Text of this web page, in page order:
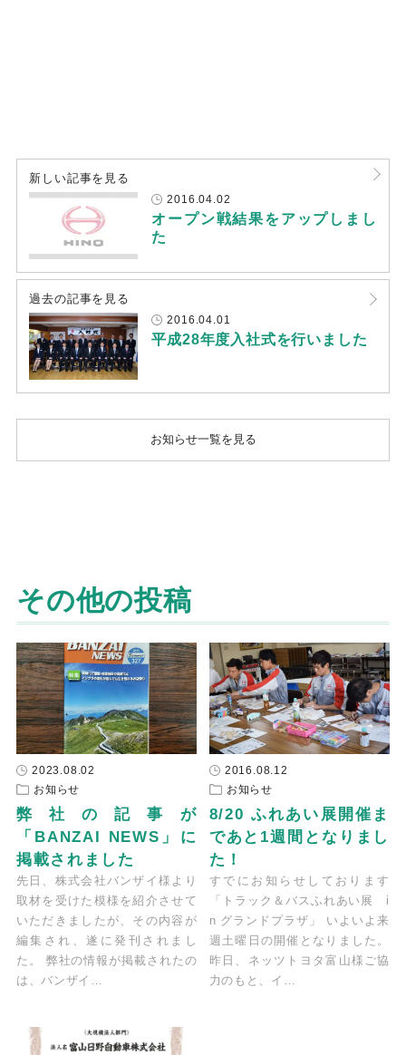
新しい記事を見る
2016.04.02
オープン戦結果をアップしまし
た
過去の記事を見る
2016.04.01
平成28年度入社式を行いました
お知らせ一覧を見る
その他の投稿
2023.08.02
お知らせ
弊社の記事が
「BANZAI NEWS」に
掲載されました
先日、株式会社バンザイ様より
取材を受けた模様を紹介させて
いただきましたが、その内容が
編集され、遂に発刊されまし
た。 弊社の情報が掲載されたの
は、バンザイ…
2016.08.12
お知らせ
8/20 ふれあい展開催ま
であと1週間となりまし
た！
すでにお知らせしております
「トラック＆バスふれあい展 i
n グランドプラザ」 いよいよ来
週土曜日の開催となりました。
昨日、ネッツトヨタ富山様ご協
力のもと、イ…